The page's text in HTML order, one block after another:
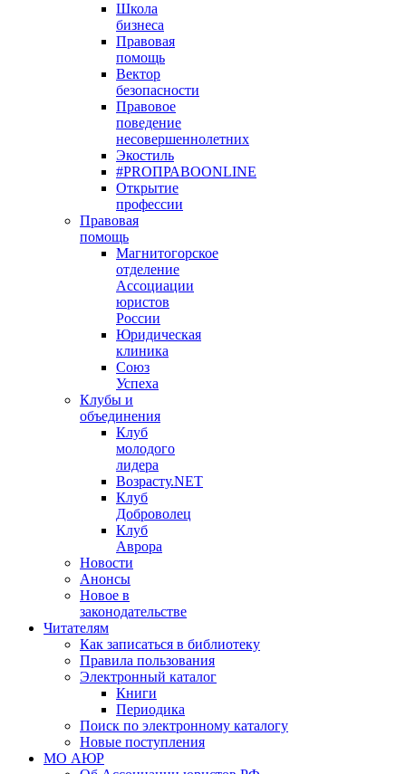
Школа
бизнеса
Правовая
помощь
Вектор
безопасности
Правовое
поведение
несовершеннолетних
Экостиль
#PROПРАВОONLINE
Открытие
профессии
Правовая
помощь
Магнитогорское
отделение
Ассоциации
юристов
России
Юридическая
клиника
Союз
Успеха
Клубы и
объединения
Клуб
молодого
лидера
Возрасту.NET
Клуб
Доброволец
Клуб
Аврора
Новости
Анонсы
Новое в
законодательстве
Читателям
Как записаться в библиотеку
Правила пользования
Электронный каталог
Книги
Периодика
Поиск по электронному каталогу
Новые поступления
МО АЮР